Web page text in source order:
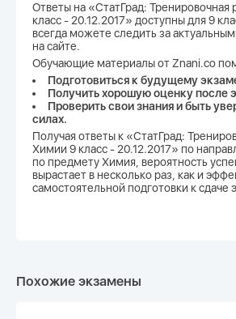
Ответы на «СтатГрад: Тренировочная
класс - 20.12.2017» доступны для 9
всегда можете следить за
на сайте.
Обучающие материалы от Znani.co
Подготовиться к будущему
Получить хорошую оценку после
Проверить свои знания и быть
силах.
Получая ответы к «СтатГрад:
Химии 9 класс - 20.12.2017» по
по предмету Химия, вероятность
вырастает в несколько раз, как и
самостоятельной подготовки к сдаче
Похожие экзамены